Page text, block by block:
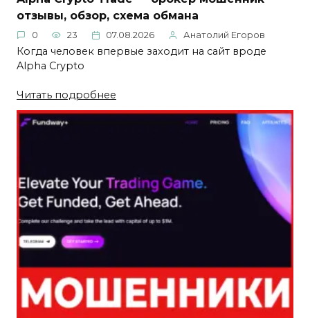
отзывы, обзор, схема обмана
0 23 07.08.2026 Анатолий Егоров
Когда человек впервые заходит на сайт вроде
Alpha Crypto
Читать подробнее